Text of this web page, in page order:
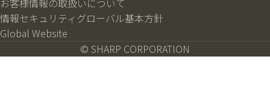
お客様情報の取扱いについて
情報セキュリティグローバル基本方針
Global Website
© SHARP CORPORATION